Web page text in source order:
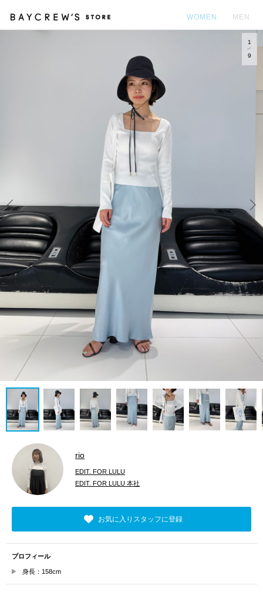
WOMEN MEN
1
9
rio
EDIT. FOR LULU
EDIT. FOR LULU 本社
お気に入りスタッフに登録
プロフィール
身長：158cm